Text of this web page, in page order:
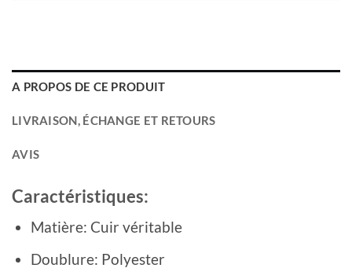
A PROPOS DE CE PRODUIT
LIVRAISON, ÉCHANGE ET RETOURS
AVIS
Caractéristiques:
Matière: Cuir véritable
Doublure: Polyester